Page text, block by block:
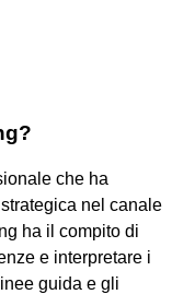
che ha
nel canale
ha il compito di
e interpretare i
guida e gli